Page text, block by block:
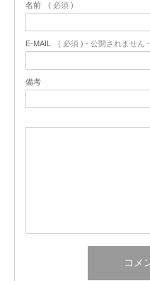
名前 ( 必須 )
E-MAIL ( 必須 ) - 公開されません -
備考